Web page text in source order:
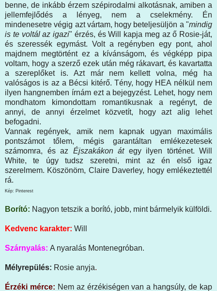
benne, de inkább érzem szépirodalmi alkotásnak, amiben a
jellemfejlődés a lényeg, nem a cselekmény. Én
mindenesetre végig azt vártam, hogy beteljesüljön a "mindig
is te voltál az igazi" érzés, és Will kapja meg az ő Rosie-ját,
és szeressék egymást. Volt a regényben egy pont, ahol
majdnem megtörtént ez a kívánságom, és végképp pipa
voltam, hogy a szerző ezek után még rákavart, és kavartatta
a szereplőket is. Azt már nem kellett volna, még ha
valóságos is az a Bécsi kitérő. Tény, hogy HEA nélkül nem
ilyen hangnemben írnám ezt a bejegyzést. Lehet, hogy nem
mondhatom kimondottam romantikusnak a regényt, de
annyi, de annyi érzelmet közvetít, hogy azt alig lehet
befogadni.
Vannak regények, amik nem kapnak ugyan maximális
pontszámot tőlem, mégis garantáltan emlékezetesek
számomra, és az Éjszakákon át egy ilyen történet. Will
White, te úgy tudsz szeretni, mint az én első igaz
szerelmem. Köszönöm, Claire Daverley, hogy emlékeztettél
rá.
Kép: Pinterest
Borító: Nagyon tetszik a borító, jobb, mint bármelyik külföldi.
Kedvenc karakter: Will
Szárnyalás: A nyaralás Montenegróban.
Mélyrepülés: Rosie anyja.
Érzéki mérce: Nem az érzékiségen van a hangsúly, de kap